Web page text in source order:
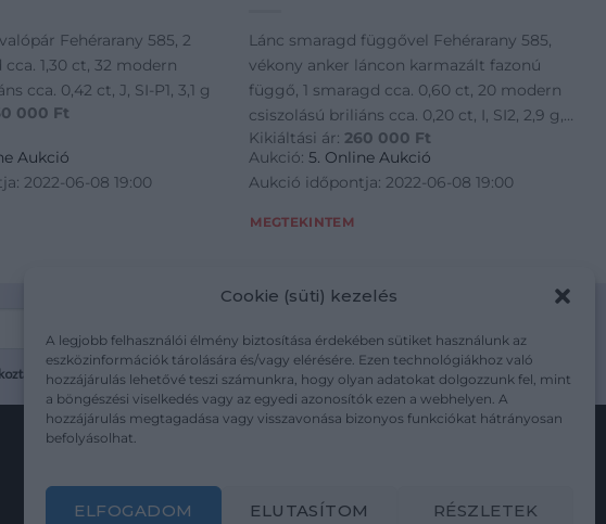
Cookie (süti) kezelés
A legjobb felhasználói élmény biztosítása érdekében sütiket használunk az
eszközinformációk tárolására és/vagy elérésére. Ezen technológiákhoz való
hozzájárulás lehetővé teszi számunkra, hogy olyan adatokat dolgozzunk fel, mint
a böngészési viselkedés vagy az egyedi azonosítók ezen a webhelyen. A
hozzájárulás megtagadása vagy visszavonása bizonyos funkciókat hátrányosan
befolyásolhat.
ELFOGADOM ELUTASÍTOM RÉSZLETEK
Fehérarany 585, 2
1,30 ct, 32 modern
cca. 0,42 ct, J, SI-P1, 3,1 g
000 Ft
Aukció
2022-06-08 19:00
Lánc smaragd függővel Fehérarany 585,
vékony anker láncon karmazált fazonú
függő, 1 smaragd cca. 0,60 ct, 20 modern
csiszolású briliáns cca. 0,20 ct, I, SI2, 2,9 g,
hossz: 50 cm
Kikiáltási ár: 260 000 Ft
Aukció:5. Online Aukció
Aukció időpontja: 2022-06-08 19:00
MEGTEKINTEM
mutargy.com/adatkezelesi-tajekoztato/